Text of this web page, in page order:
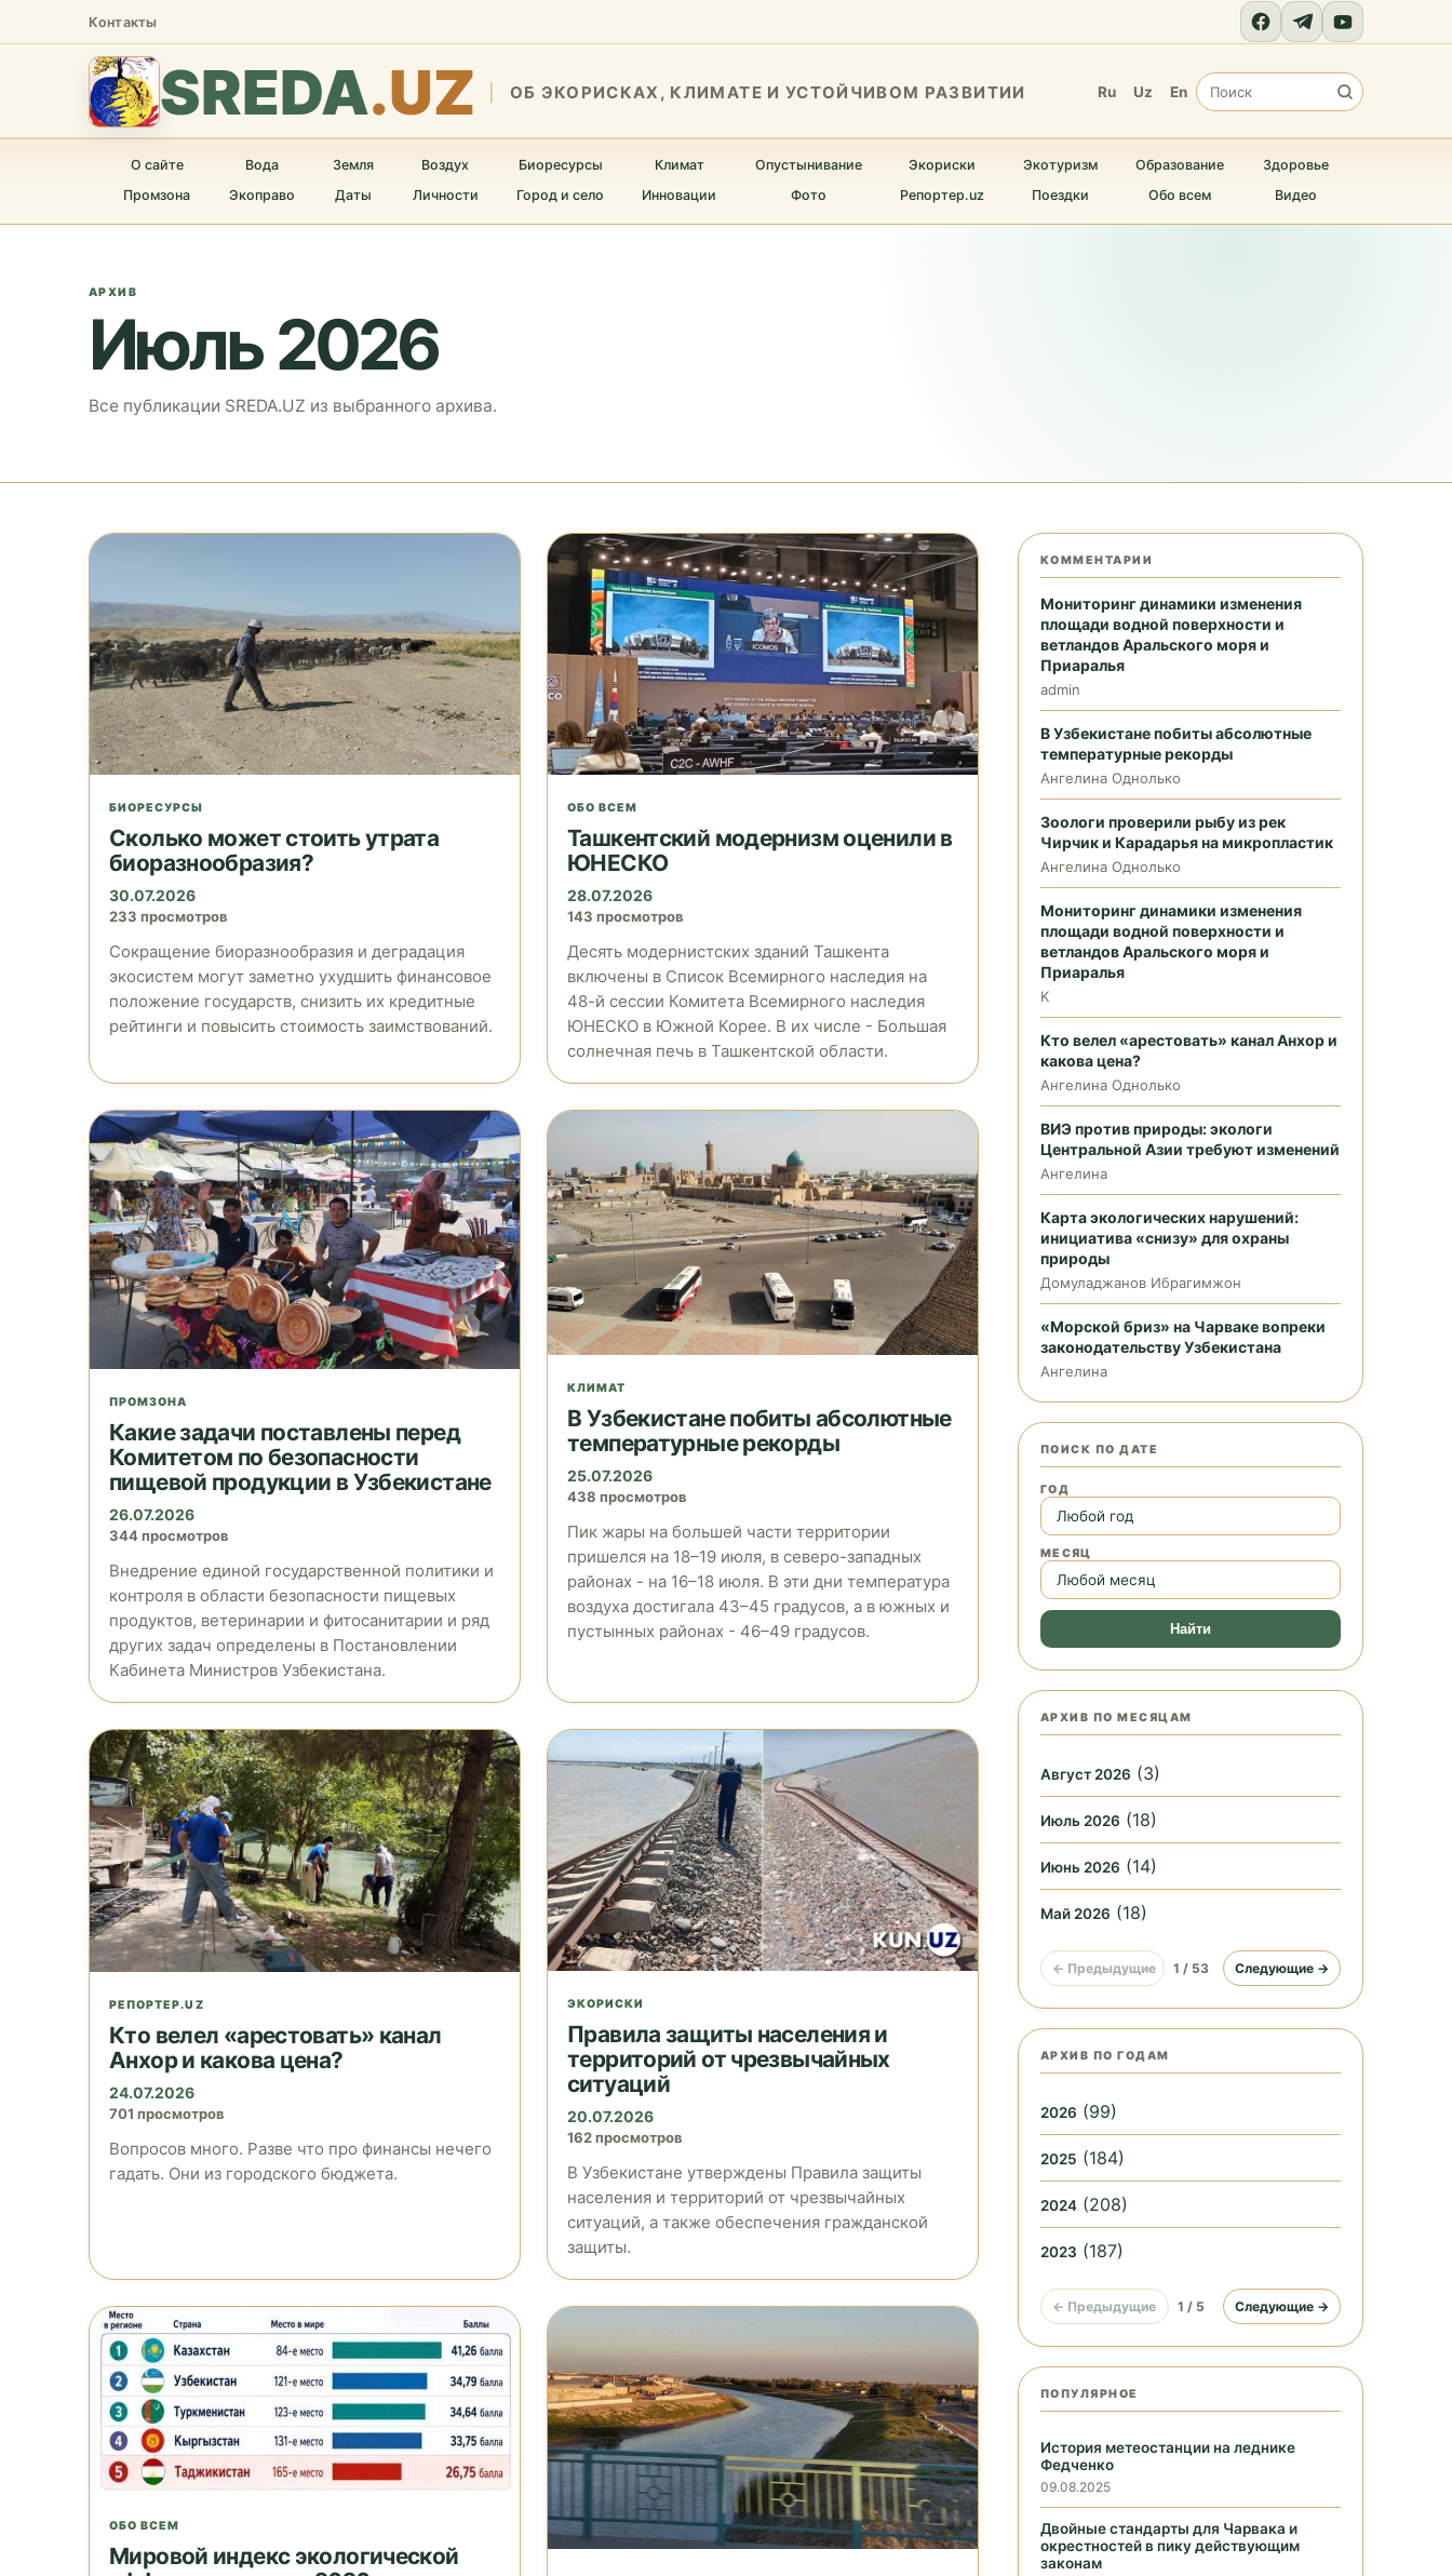
Контакты
SREDA.UZ ОБ ЭКОРИСКАХ, КЛИМАТЕ И УСТОЙЧИВОМ РАЗВИТИИ Ru Uz En
О сайте Вода Земля Воздух Биоресурсы Климат Опустынивание Экориски Экотуризм Образование
Здоровье
Промзона
Экоправо Даты Личности Город и село Инновации Фото Репортер.uz Поездки Обо всем Видео
АРХИВ
Июль 2026
Все публикации SREDA.UZ из выбранного архива.
БИОРЕСУРСЫ
Сколько может стоить утрата
биоразнообразия?
30.07.2026
233 просмотров
Сокращение биоразнообразия и деградация
экосистем могут заметно ухудшить финансовое
положение государств, снизить их кредитные
рейтинги и повысить стоимость заимствований.
ОБО ВСЕМ
Ташкентский модернизм оценили в
ЮНЕСКО
28.07.2026
143 просмотров
Десять модернистских зданий Ташкента
включены в Список Всемирного наследия на
48-й сессии Комитета Всемирного наследия
ЮНЕСКО в Южной Корее. В их числе - Большая
солнечная печь в Ташкентской области.
ПРОМЗОНА
Какие задачи поставлены перед
Комитетом по безопасности
пищевой продукции в Узбекистане
26.07.2026
344 просмотров
Внедрение единой государственной политики и
контроля в области безопасности пищевых
продуктов, ветеринарии и фитосанитарии и ряд
других задач определены в Постановлении
Кабинета Министров Узбекистана.
КЛИМАТ
В Узбекистане побиты абсолютные
температурные рекорды
25.07.2026
438 просмотров
Пик жары на большей части территории
пришелся на 18–19 июля, в северо-западных
районах - на 16–18 июля. В эти дни температура
воздуха достигала 43–45 градусов, а в южных и
пустынных районах - 46–49 градусов.
РЕПОРТЕР.UZ
Кто велел «арестовать» канал
Анхор и какова цена?
24.07.2026
701 просмотров
Вопросов много. Разве что про финансы нечего
гадать. Они из городского бюджета.
ЭКОРИСКИ
Правила защиты населения и
территорий от чрезвычайных
ситуаций
20.07.2026
162 просмотров
В Узбекистане утверждены Правила защиты
населения и территорий от чрезвычайных
ситуаций, а также обеспечения гражданской
защиты.
ОБО ВСЕМ
Мировой индекс экологической
КОММЕНТАРИИ
Мониторинг динамики изменения
площади водной поверхности и
ветландов Аральского моря и
Приаралья
admin
В Узбекистане побиты абсолютные
температурные рекорды
Ангелина Однолько
Зоологи проверили рыбу из рек
Чирчик и Карадарья на микропластик
Ангелина Однолько
Мониторинг динамики изменения
площади водной поверхности и
ветландов Аральского моря и
Приаралья
K
Кто велел «арестовать» канал Анхор и
какова цена?
Ангелина Однолько
ВИЭ против природы: экологи
Центральной Азии требуют изменений
Ангелина
Карта экологических нарушений:
инициатива «снизу» для охраны
природы
Домуладжанов Ибрагимжон
«Морской бриз» на Чарваке вопреки
законодательству Узбекистана
Ангелина
ПОИСК ПО ДАТЕ
ГОД
МЕСЯЦ
Найти
АРХИВ ПО МЕСЯЦАМ
Август 2026 (3)
Июль 2026 (18)
Июнь 2026 (14)
Май 2026 (18)
← Предыдущие 1 / 53 Следующие →
АРХИВ ПО ГОДАМ
2026 (99)
2025 (184)
2024 (208)
2023 (187)
← Предыдущие 1 / 5 Следующие →
ПОПУЛЯРНОЕ
История метеостанции на леднике
Федченко
09.08.2025
Двойные стандарты для Чарвака и
окрестностей в пику действующим
законам